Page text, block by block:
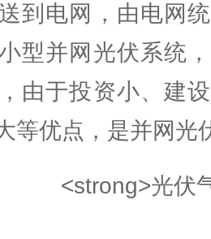
到电网，由电网
型并网光伏系统
由于投资小、建
等优点，是并网光